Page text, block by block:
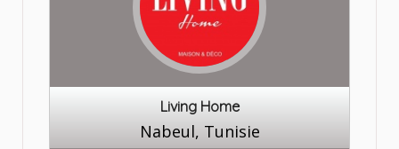
REJOINDRE BAITIK
Living Home
Nabeul, Tunisie